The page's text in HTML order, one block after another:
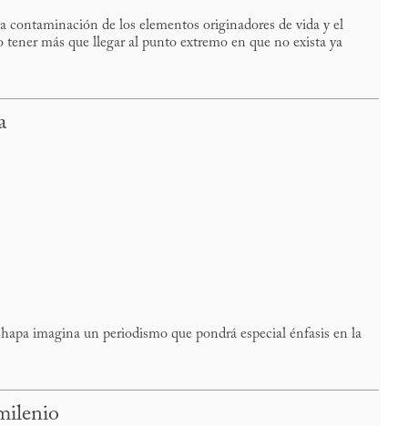
de los elementos originadores de vida y el
más que llegar al punto extremo en que no exista ya
imagina un periodismo que pondrá especial énfasis en la